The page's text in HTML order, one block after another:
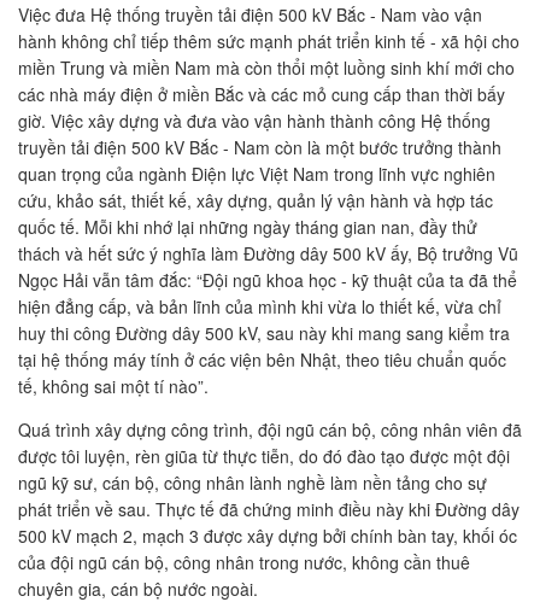
Việc đưa Hệ thống truyền tải điện 500 kV Bắc - Nam vào vận
hành không chỉ tiếp thêm sức mạnh phát triển kinh tế - xã hội cho
miền Trung và miền Nam mà còn thổi một luồng sinh khí mới cho
các nhà máy điện ở miền Bắc và các mỏ cung cấp than thời bấy
giờ. Việc xây dựng và đưa vào vận hành thành công Hệ thống
truyền tải điện 500 kV Bắc - Nam còn là một bước trưởng thành
quan trọng của ngành Điện lực Việt Nam trong lĩnh vực nghiên
cứu, khảo sát, thiết kế, xây dựng, quản lý vận hành và hợp tác
quốc tế. Mỗi khi nhớ lại những ngày tháng gian nan, đầy thử
thách và hết sức ý nghĩa làm Đường dây 500 kV ấy, Bộ trưởng Vũ
Ngọc Hải vẫn tâm đắc: “Đội ngũ khoa học - kỹ thuật của ta đã thể
hiện đẳng cấp, và bản lĩnh của mình khi vừa lo thiết kế, vừa chỉ
huy thi công Đường dây 500 kV, sau này khi mang sang kiểm tra
tại hệ thống máy tính ở các viện bên Nhật, theo tiêu chuẩn quốc
tế, không sai một tí nào”.
Quá trình xây dựng công trình, đội ngũ cán bộ, công nhân viên đã
được tôi luyện, rèn giũa từ thực tiễn, do đó đào tạo được một đội
ngũ kỹ sư, cán bộ, công nhân lành nghề làm nền tảng cho sự
phát triển về sau. Thực tế đã chứng minh điều này khi Đường dây
500 kV mạch 2, mạch 3 được xây dựng bởi chính bàn tay, khối óc
của đội ngũ cán bộ, công nhân trong nước, không cần thuê
chuyên gia, cán bộ nước ngoài.